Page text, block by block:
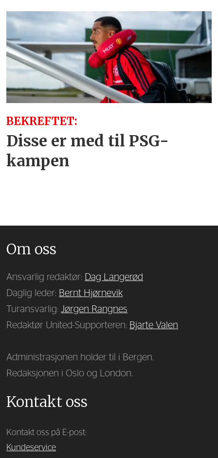
BEKREFTET:
Disse er med til PSG-
kampen
Om oss
Ansvarlig redaktør: Dag Langerød
Daglig leder: Bernt Hjørnevik
Turansvarlig:Jørgen Rangnes
Redaktør United-Supporteren: Bjarte Valen
Administrasjonen holder til i Bergen.
Redaksjonen i Oslo og London.
Kontakt oss
Kontakt oss på E-post:
Kundeservice